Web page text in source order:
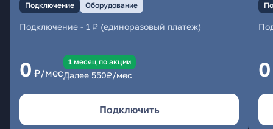
Подключение Оборудование
Подключение - 1 ₽ (единоразовый платеж)
0 ₽/мес
1 месяц по акции
Далее 550₽/мес
Подключить
0